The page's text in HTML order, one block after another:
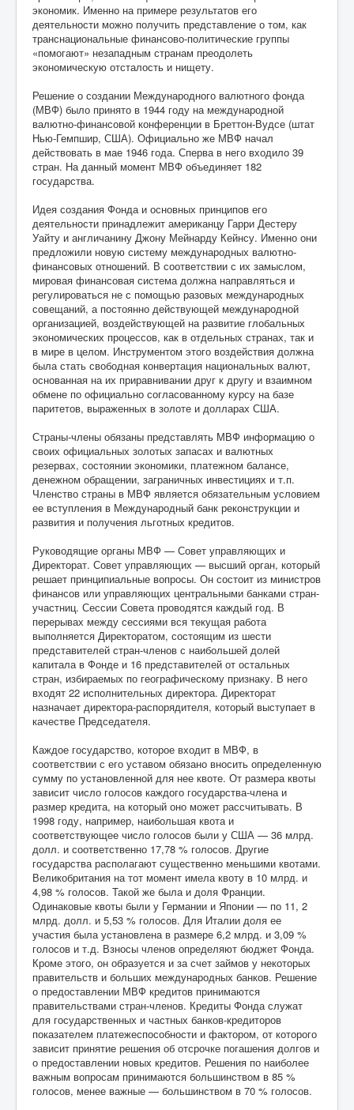
экономик. Именно на примере результатов его
деятельности можно получить представление о том, как
транснациональные финансово-политические группы
«помогают» незападным странам преодолеть
экономическую отсталость и нищету.
Решение о создании Международного валютного фонда
(МВФ) было принято в 1944 году на международной
валютно-финансовой конференции в Бреттон-Вудсе (штат
Нью-Гемпшир, США). Официально же МВФ начал
действовать в мае 1946 года. Сперва в него входило 39
стран. На данный момент МВФ объединяет 182
государства.
Идея создания Фонда и основных принципов его
деятельности принадлежит американцу Гарри Дестеру
Уайту и англичанину Джону Мейнарду Кейнсу. Именно они
предложили новую систему международных валютно-
финансовых отношений. В соответствии с их замыслом,
мировая финансовая система должна направляться и
регулироваться не с помощью разовых международных
совещаний, а постоянно действующей международной
организацией, воздействующей на развитие глобальных
экономических процессов, как в отдельных странах, так и
в мире в целом. Инструментом этого воздействия должна
была стать свободная конвертация национальных валют,
основанная на их приравнивании друг к другу и взаимном
обмене по официально согласованному курсу на базе
паритетов, выраженных в золоте и долларах США.
Страны-члены обязаны представлять МВФ информацию о
своих официальных золотых запасах и валютных
резервах, состоянии экономики, платежном балансе,
денежном обращении, заграничных инвестициях и т.п.
Членство страны в МВФ является обязательным условием
ее вступления в Международный банк реконструкции и
развития и получения льготных кредитов.
Руководящие органы МВФ — Совет управляющих и
Директорат. Совет управляющих — высший орган, который
решает принципиальные вопросы. Он состоит из министров
финансов или управляющих центральными банками стран-
участниц. Сессии Совета проводятся каждый год. В
перерывах между сессиями вся текущая работа
выполняется Директоратом, состоящим из шести
представителей стран-членов с наибольшей долей
капитала в Фонде и 16 представителей от остальных
стран, избираемых по географическому признаку. В него
входят 22 исполнительных директора. Директорат
назначает директора-распорядителя, который выступает в
качестве Председателя.
Каждое государство, которое входит в МВФ, в
соответствии с его уставом обязано вносить определенную
сумму по установленной для нее квоте. От размера квоты
зависит число голосов каждого государства-члена и
размер кредита, на который оно может рассчитывать. В
1998 году, например, наибольшая квота и
соответствующее число голосов были у США — 36 млрд.
долл. и соответственно 17,78 % голосов. Другие
государства располагают существенно меньшими квотами.
Великобритания на тот момент имела квоту в 10 млрд. и
4,98 % голосов. Такой же была и доля Франции.
Одинаковые квоты были у Германии и Японии — по 11, 2
млрд. долл. и 5,53 % голосов. Для Италии доля ее
участия была установлена в размере 6,2 млрд. и 3,09 %
голосов и т.д. Взносы членов определяют бюджет Фонда.
Кроме этого, он образуется и за счет займов у некоторых
правительств и больших международных банков. Решение
о предоставлении МВФ кредитов принимаются
правительствами стран-членов. Кредиты Фонда служат
для государственных и частных банков-кредиторов
показателем платежеспособности и фактором, от которого
зависит принятие решения об отсрочке погашения долгов и
о предоставлении новых кредитов. Решения по наиболее
важным вопросам принимаются большинством в 85 %
голосов, менее важные — большинством в 70 % голосов.